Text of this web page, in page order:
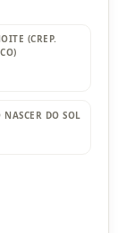
(CREP.
NASCER DO SOL